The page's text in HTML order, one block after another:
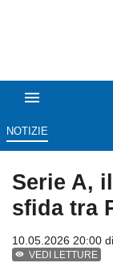
NOTIZIE
Serie A,
sfida tra
10.05.2026 20:00 di
VEDI LETTURE